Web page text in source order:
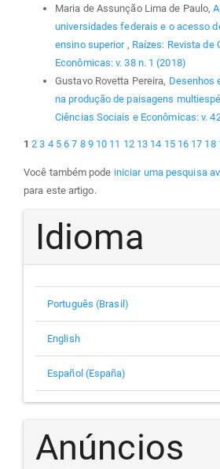
Maria de Assunção Lima de Paulo,
universidades federais e o acesso
ensino superior , Raízes: Revista de
Econômicas: v. 38 n. 1 (2018)
Gustavo Rovetta Pereira, Desenhos
na produção de paisagens
Ciências Sociais e Econômicas: v.
1 2 3 4 5 6 7 8 9 10 11 12 13 14 15 16 17 18
Você também pode iniciar uma pesquisa
para este artigo.
Idioma
Português (Brasil)
English
Español (España)
Anúncios